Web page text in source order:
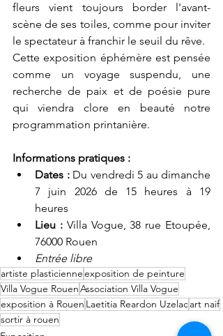
fleurs vient toujours border l'avant-
scène de ses toiles, comme pour inviter
le spectateur à franchir le seuil du rêve.
Cette exposition éphémère est pensée
comme un voyage suspendu, une
recherche de paix et de poésie pure
qui viendra clore en beauté notre
programmation printanière.
Informations pratiques :
Dates : Du vendredi 5 au dimanche
7 juin 2026 de 15 heures à 19
heures
Lieu : Villa Vogue, 38 rue Etoupée,
76000 Rouen
Entrée libre
artiste plasticienneexposition de peinture
Villa Vogue RouenAssociation Villa Vogue
exposition à Rouen Laetitia Reardon Uzelacart naif
sortir à rouen